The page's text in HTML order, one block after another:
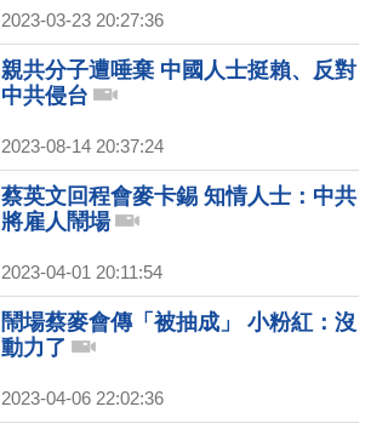
2023-03-23 20:27:36
親共分子遭唾棄 中國人士挺賴、反對
中共侵台
2023-08-14 20:37:24
蔡英文回程會麥卡錫 知情人士：中共
將雇人鬧場
2023-04-01 20:11:54
鬧場蔡麥會傳「被抽成」 小粉紅：沒
動力了
2023-04-06 22:02:36